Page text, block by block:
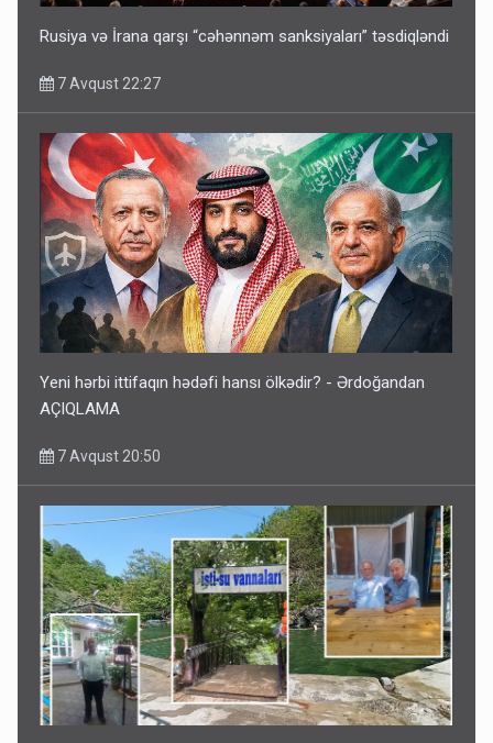
Rusiya və İrana qarşı “cəhənnəm sanksiyaları” təsdiqləndi
7 Avqust 22:27
Yeni hərbi ittifaqın hədəfi hansı ölkədir? - Ərdoğandan
AÇIQLAMA
7 Avqust 20:50